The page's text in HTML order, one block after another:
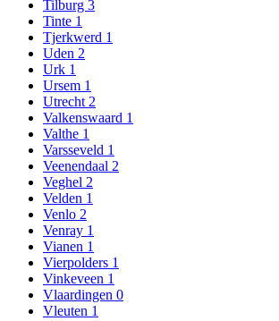
Tilburg 3
Tinte 1
Tjerkwerd 1
Uden 2
Urk 1
Ursem 1
Utrecht 2
Valkenswaard 1
Valthe 1
Varsseveld 1
Veenendaal 2
Veghel 2
Velden 1
Venlo 2
Venray 1
Vianen 1
Vierpolders 1
Vinkeveen 1
Vlaardingen 0
Vleuten 1